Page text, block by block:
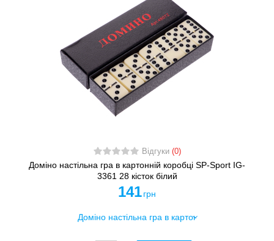
Відгуки (0)
Доміно настільна гра в картонній коробці SP-Sport IG-
3361 28 кісток білий
141 грн